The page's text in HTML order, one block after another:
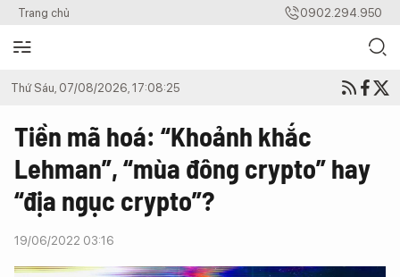
Trang chủ 0902.294.950
Thứ Sáu, 07/08/2026, 17:08:25
Tiền mã hoá: “Khoảnh khắc
Lehman”, “mùa đông crypto” hay
“địa ngục crypto”?
19/06/2022 03:16